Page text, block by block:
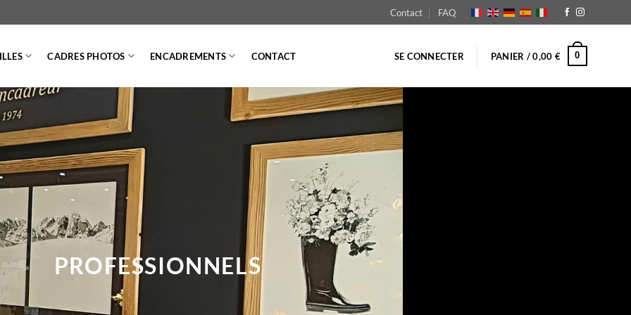
Contact FAQ
CADRES PHOTOS ENCADREMENTS CONTACT SE CONNECTER PANIER /0,00 € 0
PROFESSIONNELS